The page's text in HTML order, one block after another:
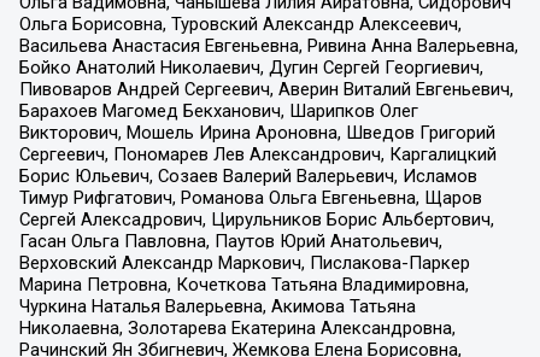
Ольга Борисовна, Туровский Александр Алексеевич,
Васильева Анастасия Евгеньевна, Ривина Анна Валерьевна,
Бойко Анатолий Николаевич, Дугин Сергей Георгиевич,
Пивоваров Андрей Сергеевич, Аверин Виталий Евгеньевич,
Барахоев Магомед Бекханович, Шарипков Олег
Викторович, Мошель Ирина Ароновна, Шведов Григорий
Сергеевич, Пономарев Лев Александрович, Каргалицкий
Борис Юльевич, Созаев Валерий Валерьевич, Исламов
Тимур Рифгатович, Романова Ольга Евгеньевна, Щаров
Сергей Алексадрович, Цирульников Борис Альбертович,
Гасан Ольга Павловна, Паутов Юрий Анатольевич,
Верховский Александр Маркович, Пислакова-Паркер
Марина Петровна, Кочеткова Татьяна Владимировна,
Чуркина Наталья Валерьевна, Акимова Татьяна
Николаевна, Золотарева Екатерина Александровна,
Рачинский Ян Збигневич, Жемкова Елена Борисовна,